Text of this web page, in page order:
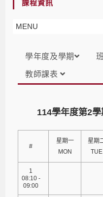
課程資訊
MENU
學年度及學期
教師課表
114學年度第2
#
星期一
MON
星期
TUE
1
08:10 -
09:00